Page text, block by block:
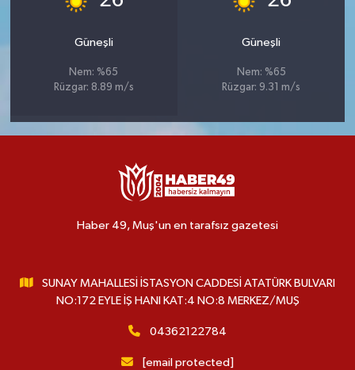
Güneşli
Nem: %65
Rüzgar: 8.89 m/s
Güneşli
Nem: %65
Rüzgar: 9.31 m/s
Haber 49, Muş'un en tarafsız gazetesi
SUNAY MAHALLESİ İSTASYON CADDESİ ATATÜRK BULVARI
NO:172 EYLE İŞ HANI KAT:4 NO:8 MERKEZ/MUŞ
04362122784
[email protected]